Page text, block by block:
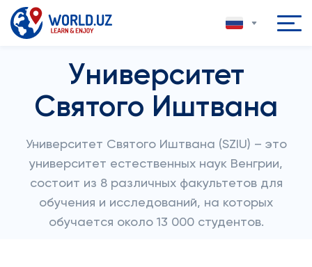
Университет
Святого Иштвана
Университет Святого Иштвана (SZIU) – это
университет естественных наук Венгрии,
состоит из 8 различных факультетов для
обучения и исследований, на которых
обучается около 13 000 студентов.